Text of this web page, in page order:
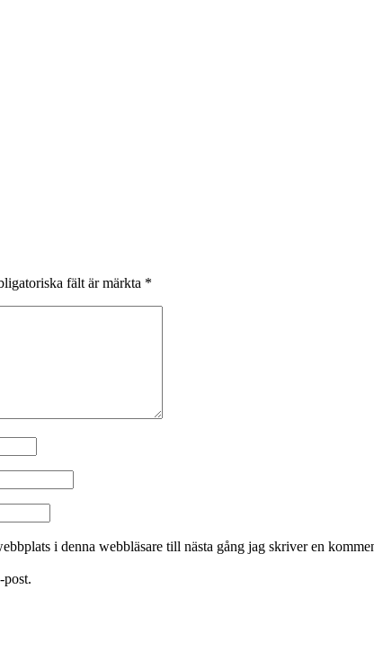
fält är märkta *
i denna webbläsare till nästa gång jag skriver en
post.